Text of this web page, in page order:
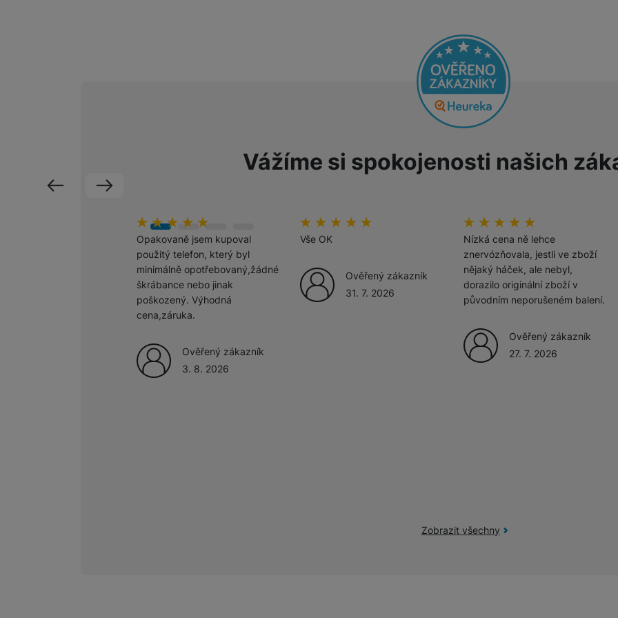
Marketingové cookies používáme my nebo naši partneři, abychom vám mohli zobrazit vhodné
Vážíme si spokojenosti našich
hodnoceni_zakazniku
100%
Opakovaně jsem kupoval
použitý telefon, který byl
minimálně opotřebovaný,žádné
škrábance nebo jinak
poškozený. Výhodná
cena,záruka.
Ověřený zákazník
3. 8. 2026
hodnoceni_zakazniku
100%
Vše OK
Ověřený zákazník
31. 7. 2026
hodnoceni_zakazniku
100%
Nízká cena ně lehce
znervózňovala, jestli ve zboží
nějaký háček, ale nebyl,
dorazilo originální zboží v
původním neporušeném balení.
Ověřený zákazník
27. 7. 2026
Zobrazit všechny